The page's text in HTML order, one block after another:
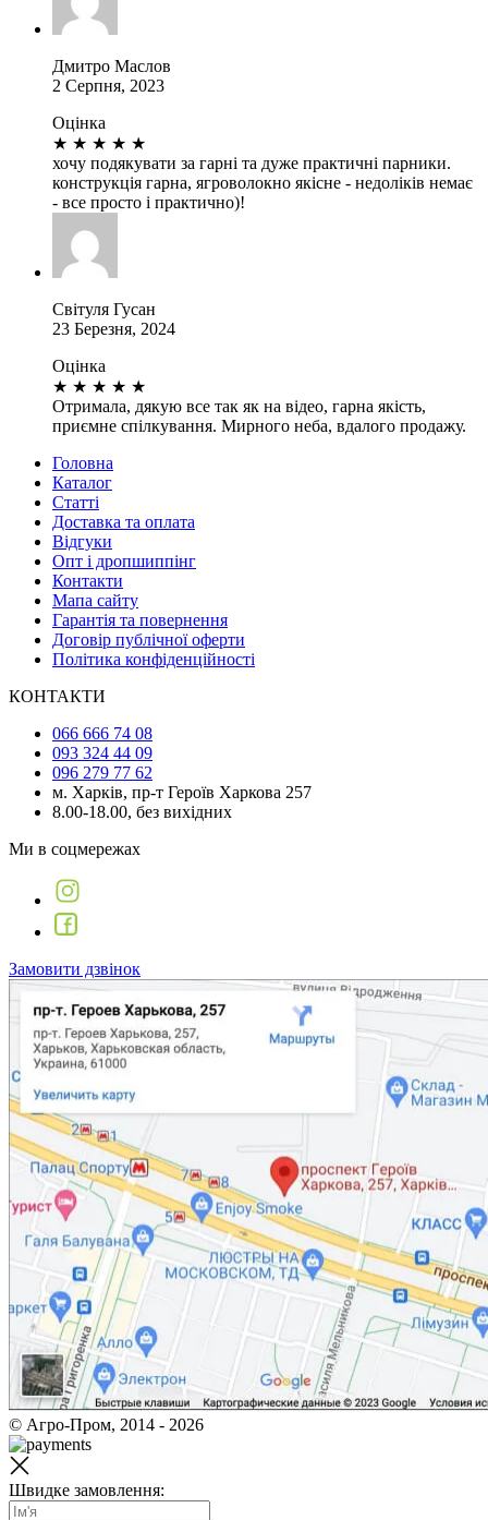
Дмитро Маслов
2 Серпня, 2023
Оцінка
★ ★ ★ ★ ★
хочу подякувати за гарні та дуже практичні парники.
конструкція гарна, ягроволокно якісне - недоліків немає
- все просто і практично)!
Світуля Гусан
23 Березня, 2024
Оцінка
★ ★ ★ ★ ★
Отримала, дякую все так як на відео, гарна якість,
приємне спілкування. Мирного неба, вдалого продажу.
Головна
Каталог
Статті
Доставка та оплата
Відгуки
Опт і дропшиппінг
Контакти
Мапа сайту
Гарантія та повернення
Договір публічної оферти
Політика конфіденційності
КОНТАКТИ
066 666 74 08
093 324 44 09
096 279 77 62
м. Харків, пр-т Героїв Харкова 257
8.00-18.00, без вихідних
Ми в соцмережах
Замовити дзвінок
© Агро-Пром, 2014 - 2026
Швидке замовлення: